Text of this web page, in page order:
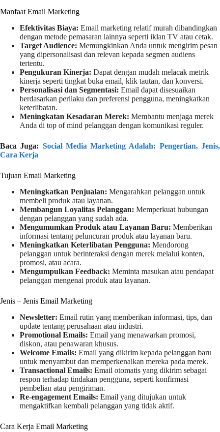
Manfaat Email Marketing
Efektivitas Biaya: Email marketing relatif murah dibandingkan
dengan metode pemasaran lainnya seperti iklan TV atau cetak.
Target Audience: Memungkinkan Anda untuk mengirim pesan
yang dipersonalisasi dan relevan kepada segmen audiens
tertentu.
Pengukuran Kinerja: Dapat dengan mudah melacak metrik
kinerja seperti tingkat buka email, klik tautan, dan konversi.
Personalisasi dan Segmentasi: Email dapat disesuaikan
berdasarkan perilaku dan preferensi pengguna, meningkatkan
keterlibatan.
Meningkatan Kesadaran Merek: Membantu menjaga merek
Anda di top of mind pelanggan dengan komunikasi reguler.
Baca Juga: Social Media Marketing Adalah: Pengertian, Jenis,
Cara Kerja
Tujuan Email Marketing
Meningkatkan Penjualan: Mengarahkan pelanggan untuk
membeli produk atau layanan.
Membangun Loyalitas Pelanggan: Memperkuat hubungan
dengan pelanggan yang sudah ada.
Mengumumkan Produk atau Layanan Baru: Memberikan
informasi tentang peluncuran produk atau layanan baru.
Meningkatkan Keterlibatan Pengguna: Mendorong
pelanggan untuk berinteraksi dengan merek melalui konten,
promosi, atau acara.
Mengumpulkan Feedback: Meminta masukan atau pendapat
pelanggan mengenai produk atau layanan.
Jenis – Jenis Email Marketing
Newsletter: Email rutin yang memberikan informasi, tips, dan
update tentang perusahaan atau industri.
Promotional Emails: Email yang menawarkan promosi,
diskon, atau penawaran khusus.
Welcome Emails: Email yang dikirim kepada pelanggan baru
untuk menyambut dan memperkenalkan mereka pada merek.
Transactional Emails: Email otomatis yang dikirim sebagai
respon terhadap tindakan pengguna, seperti konfirmasi
pembelian atau pengiriman.
Re-engagement Emails: Email yang ditujukan untuk
mengaktifkan kembali pelanggan yang tidak aktif.
Cara Kerja Email Marketing